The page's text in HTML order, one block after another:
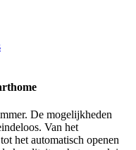
De mogelijkheden
Van het
het automatisch openen